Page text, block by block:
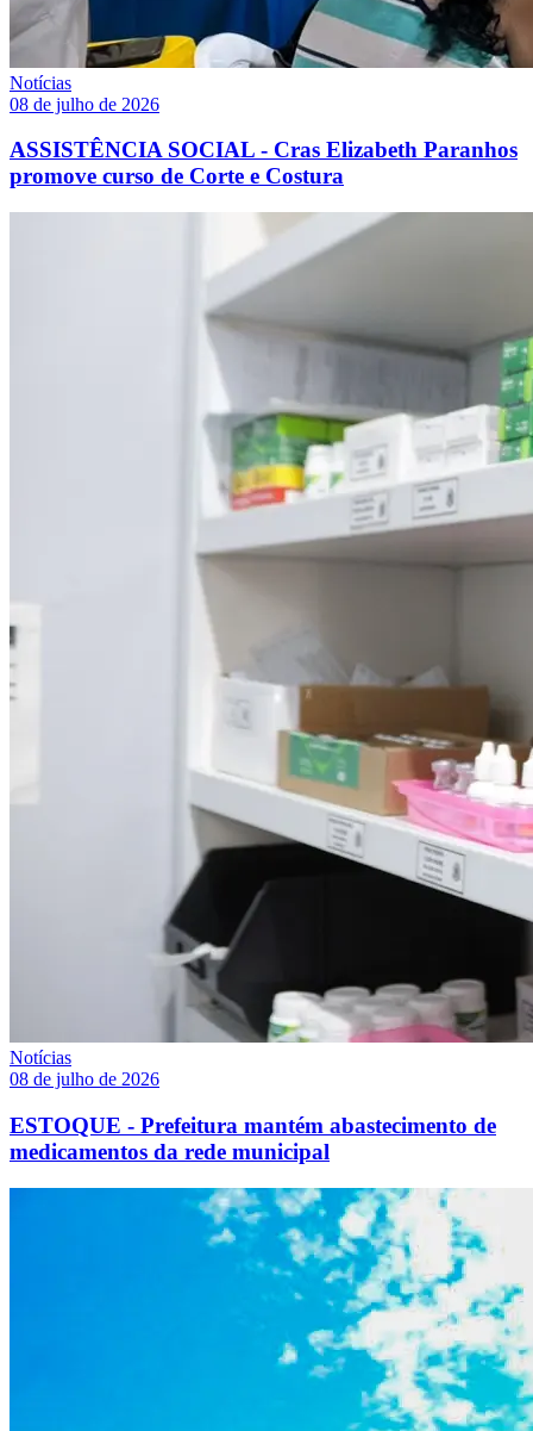
Notícias
08 de julho de 2026
ASSISTÊNCIA SOCIAL - Cras Elizabeth Paranhos
promove curso de Corte e Costura
Notícias
08 de julho de 2026
ESTOQUE - Prefeitura mantém abastecimento de
medicamentos da rede municipal